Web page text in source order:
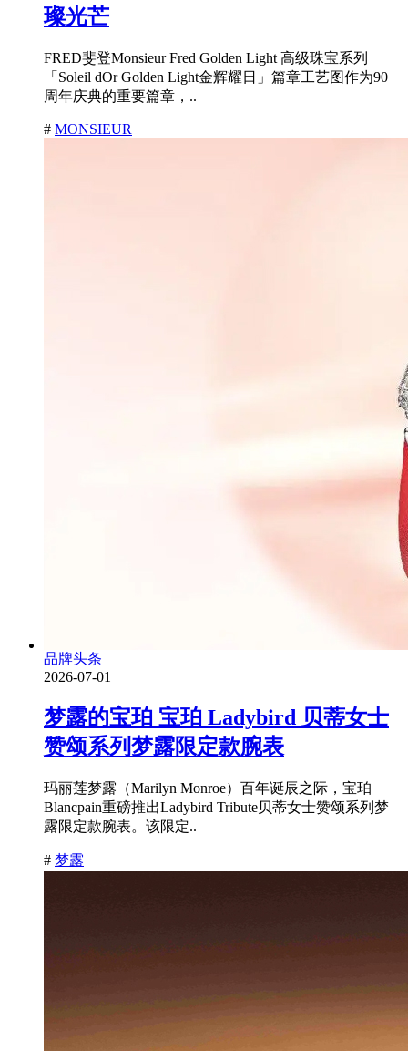
璨光芒
FRED斐登Monsieur Fred Golden Light 高级珠宝系列
「Soleil dOr Golden Light金辉耀日」篇章工艺图作为90
周年庆典的重要篇章，..
# MONSIEUR
品牌头条
2026-07-01
梦露的宝珀 宝珀 Ladybird 贝蒂女士
赞颂系列梦露限定款腕表
玛丽莲梦露（Marilyn Monroe）百年诞辰之际，宝珀
Blancpain重磅推出Ladybird Tribute贝蒂女士赞颂系列梦
露限定款腕表。该限定..
# 梦露